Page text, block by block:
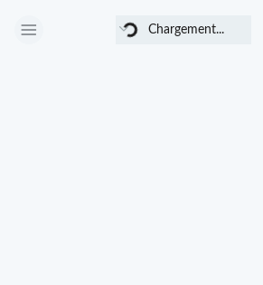
Chargement... Chargement...